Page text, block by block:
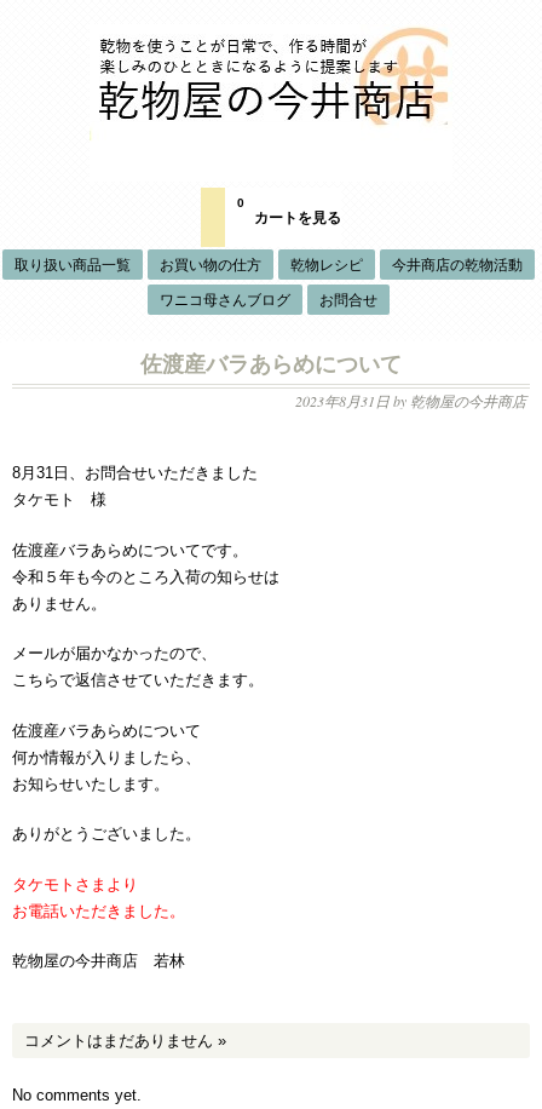
カートを見る
0
取り扱い商品一覧 お買い物の仕方 乾物レシピ 今井商店の乾物活動
ワニコ母さんブログ お問合せ
佐渡産バラあらめについて
2023年8月31日by 乾物屋の今井商店
8月31日、お問合せいただきました
タケモト 様
佐渡産バラあらめについてです。
令和５年も今のところ入荷の知らせは
ありません。
メールが届かなかったので、
こちらで返信させていただきます。
佐渡産バラあらめについて
何か情報が入りましたら、
お知らせいたします。
ありがとうございました。
タケモトさまより
お電話いただきました。
乾物屋の今井商店 若林
コメントはまだありません »
No comments yet.